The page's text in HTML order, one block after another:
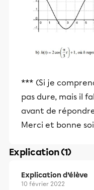
*** (Si je
pas dure, mais il
avant de
Merci et bonne
Explication (1)
Explication d’élève
10 février 2022